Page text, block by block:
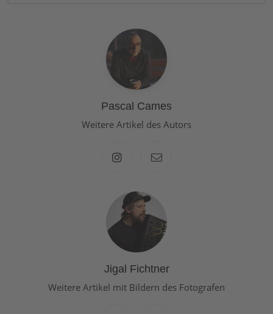
Pascal Cames
Weitere Artikel des Autors
Jigal Fichtner
Weitere Artikel mit Bildern des Fotografen